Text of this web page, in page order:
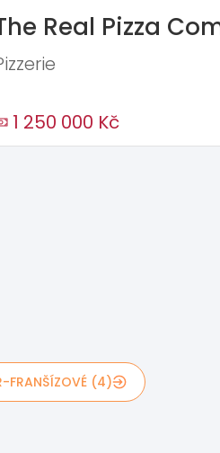
Real Pizza
1 250 000 Kč
FRANŠÍZOVÉ (4)